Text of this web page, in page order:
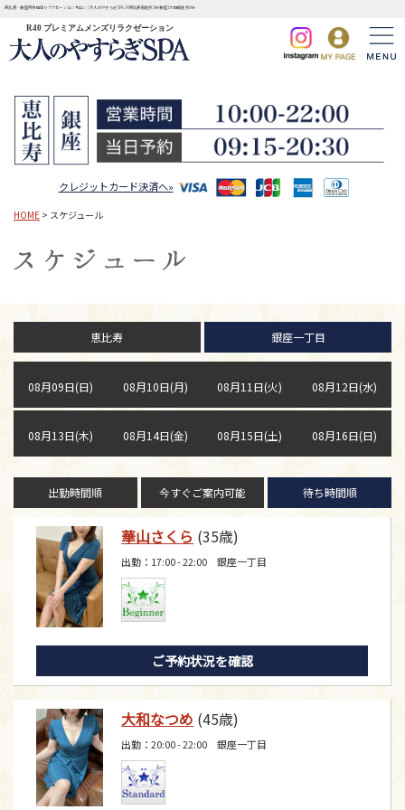
恵比寿・銀座完全個室リラクゼーションサロン | 大人のやすらぎSPA JR恵比寿駅徒歩3分 銀座1丁目駅徒歩3分
R40 プレミアムメンズリラクゼーション
クレジットカード決済へ»
HOME > スケジュール
恵比寿 銀座一丁目
08月09日(日) 08月10日(月) 08月11日(火) 08月12日(水)
08月13日(木) 08月14日(金) 08月15日(土) 08月16日(日)
出勤時間順 今すぐご案内可能 待ち時間順
華山さくら (35歳)
出勤：17:00 - 22:00 銀座一丁目
ご予約状況を確認
大和なつめ (45歳)
出勤：20:00 - 22:00 銀座一丁目